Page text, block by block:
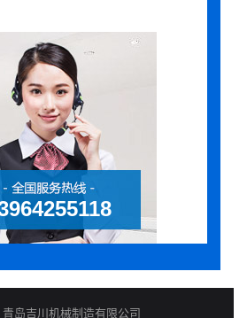
青岛吉川机械制造有限公司